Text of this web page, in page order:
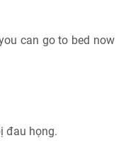
can go to bed now
đau họng.